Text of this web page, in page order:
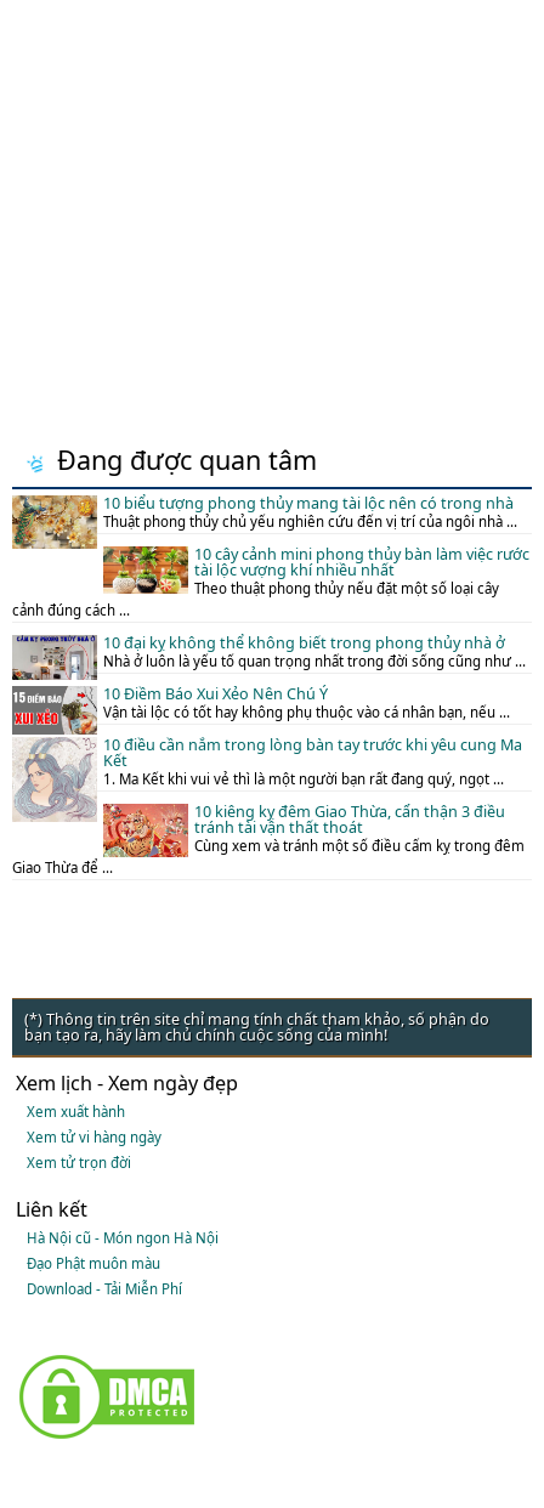
Đang được quan tâm
10 biểu tượng phong thủy mang tài lộc nên có trong nhà
Thuật phong thủy chủ yếu nghiên cứu đến vị trí của ngôi nhà ...
10 cây cảnh mini phong thủy bàn làm việc rước
tài lộc vượng khí nhiều nhất
Theo thuật phong thủy nếu đặt một số loại cây
cảnh đúng cách ...
10 đại kỵ không thể không biết trong phong thủy nhà ở
Nhà ở luôn là yếu tố quan trọng nhất trong đời sống cũng như ...
10 Điềm Báo Xui Xẻo Nên Chú Ý
Vận tài lộc có tốt hay không phụ thuộc vào cá nhân bạn, nếu ...
10 điều cần nắm trong lòng bàn tay trước khi yêu cung Ma
Kết
1. Ma Kết khi vui vẻ thì là một người bạn rất đang quý, ngọt ...
10 kiêng kỵ đêm Giao Thừa, cẩn thận 3 điều
tránh tài vận thất thoát
Cùng xem và tránh một số điều cấm kỵ trong đêm
Giao Thừa để ...
(*) Thông tin trên site chỉ mang tính chất tham khảo, số phận do
bạn tạo ra, hãy làm chủ chính cuộc sống của mình!
Xem lịch - Xem ngày đẹp
Xem xuất hành
Xem tử vi hàng ngày
Xem tử trọn đời
Liên kết
Hà Nội cũ - Món ngon Hà Nội
Đạo Phật muôn màu
Download - Tải Miễn Phí